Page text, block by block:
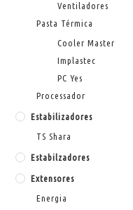
Ventiladores
Pasta Térmica
Cooler Master
Implastec
PC Yes
Processador
Estabilizadores
TS Shara
Estabilzadores
Extensores
Energia